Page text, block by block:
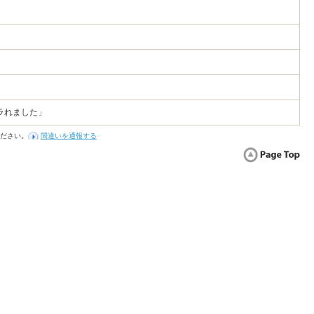
ました」
さい。 間違いを通報する